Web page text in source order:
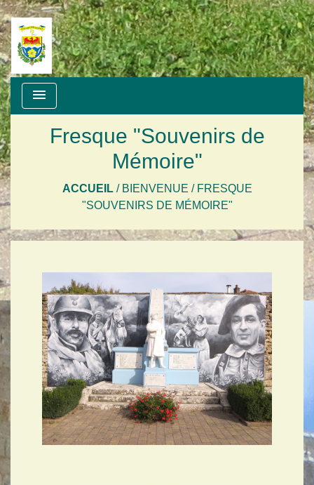
menu
Fresque "Souvenirs de
Mémoire"
ACCUEIL/ BIENVENUE / FRESQUE
"SOUVENIRS DE MÉMOIRE"